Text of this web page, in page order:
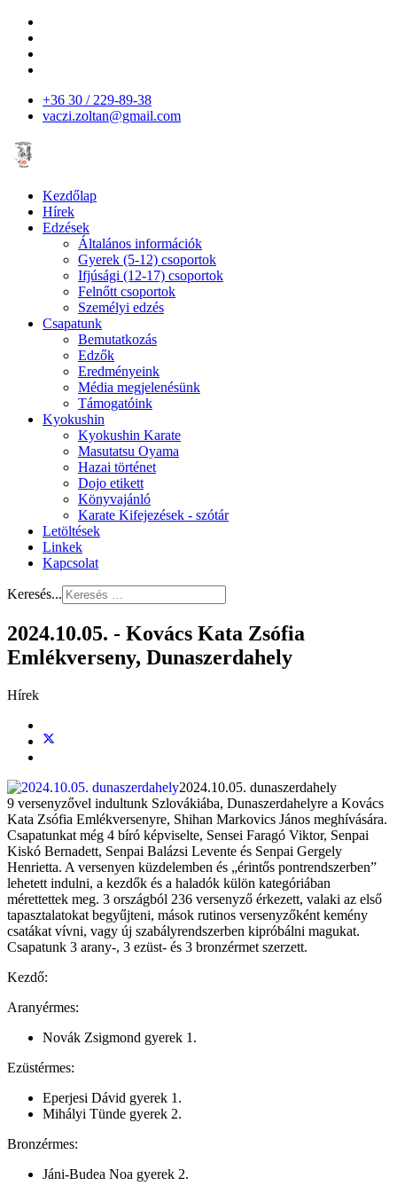
+36 30 / 229-89-38
vaczi.zoltan@gmail.com
Kezdőlap
Hírek
Edzések
Általános információk
Gyerek (5-12) csoportok
Ifjúsági (12-17) csoportok
Felnőtt csoportok
Személyi edzés
Csapatunk
Bemutatkozás
Edzők
Eredményeink
Média megjelenésünk
Támogatóink
Kyokushin
Kyokushin Karate
Masutatsu Oyama
Hazai történet
Dojo etikett
Könyvajánló
Karate Kifejezések - szótár
Letöltések
Linkek
Kapcsolat
Keresés...
2024.10.05. - Kovács Kata Zsófia
Emlékverseny, Dunaszerdahely
Hírek
2024.10.05. dunaszerdahely
9 versenyzővel indultunk Szlovákiába, Dunaszerdahelyre a Kovács
Kata Zsófia Emlékversenyre, Shihan Markovics János meghívására.
Csapatunkat még 4 bíró képviselte, Sensei Faragó Viktor, Senpai
Kiskó Bernadett, Senpai Balázsi Levente és Senpai Gergely
Henrietta. A versenyen küzdelemben és „érintős pontrendszerben”
lehetett indulni, a kezdők és a haladók külön kategóriában
mérettettek meg. 3 országból 236 versenyző érkezett, valaki az első
tapasztalatokat begyűjteni, mások rutinos versenyzőként kemény
csatákat vívni, vagy új szabályrendszerben kipróbálni magukat.
Csapatunk 3 arany-, 3 ezüst- és 3 bronzérmet szerzett.
Kezdő:
Aranyérmes:
Novák Zsigmond gyerek 1.
Ezüstérmes:
Eperjesi Dávid gyerek 1.
Mihályi Tünde gyerek 2.
Bronzérmes:
Jáni-Budea Noa gyerek 2.